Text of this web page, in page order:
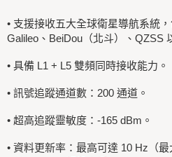
• 支援接收五大全球衛星導航系統
Galileo、BeiDou（北斗）、QZSS
• 具備 L1 + L5 雙頻同時接收能力。
• 訊號追蹤通道數：200 通道。
• 超高追蹤靈敏度：-165 dBm。
• 資料更新率：最高可達 10 Hz（最